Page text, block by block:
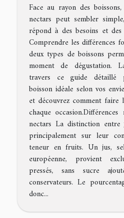
Face au rayon des
nectars peut sembler
répond à des besoins et des
Comprendre les différences
deux types de boissons
moment de dégustation.
travers ce guide détaillé
boisson idéale selon vos
et découvrez comment
chaque
nectars La distinction
principalement sur leur
teneur en fruits. Un jus,
européenne, provient
pressés, sans sucre
conservateurs. Le
donc...